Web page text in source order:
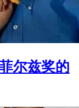
尔兹奖的